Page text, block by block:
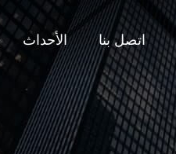
اتصل بنا الأحداث